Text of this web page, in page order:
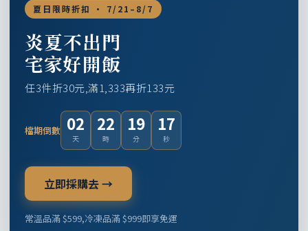
夏日限時折扣 · 7/21–8/7
炎夏不出門
宅家好開飯
任3件折30元,滿1,333再折133元
檔期倒數 02
天
22
時
19
分
16
秒
立即採購去 →
常溫品滿 $599,冷凍品滿 $999即享免運